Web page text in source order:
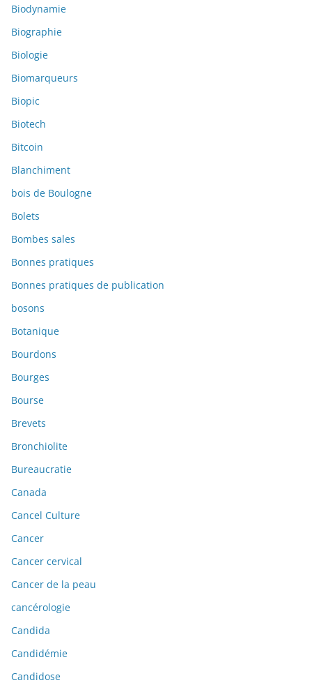
Biodynamie
Biographie
Biologie
Biomarqueurs
Biopic
Biotech
Bitcoin
Blanchiment
bois de Boulogne
Bolets
Bombes sales
Bonnes pratiques
Bonnes pratiques de publication
bosons
Botanique
Bourdons
Bourges
Bourse
Brevets
Bronchiolite
Bureaucratie
Canada
Cancel Culture
Cancer
Cancer cervical
Cancer de la peau
cancérologie
Candida
Candidémie
Candidose